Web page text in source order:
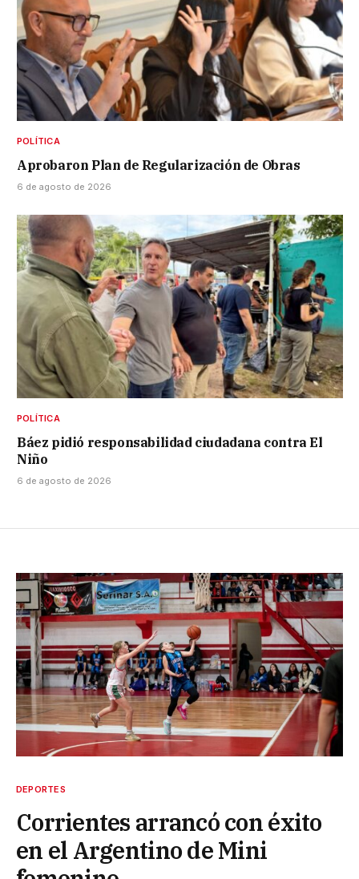
POLÍTICA
Aprobaron Plan de Regularización de Obras
6 de agosto de 2026
POLÍTICA
Báez pidió responsabilidad ciudadana contra El
Niño
6 de agosto de 2026
DEPORTES
Corrientes arrancó con éxito
en el Argentino de Mini